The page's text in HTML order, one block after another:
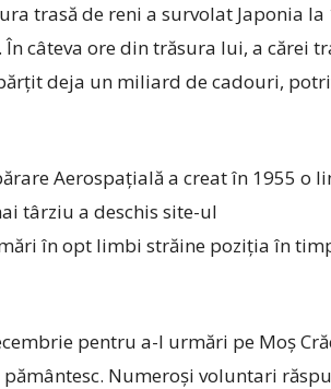
trasă de reni a survolat Japonia la
câteva ore din trăsura lui, a cărei
deja un miliard de cadouri,
Aerospaţială a creat în 1955 o
târziu a deschis site-ul
în opt limbi străine poziţia în
pentru a-l urmări pe Moş
Numeroşi voluntari